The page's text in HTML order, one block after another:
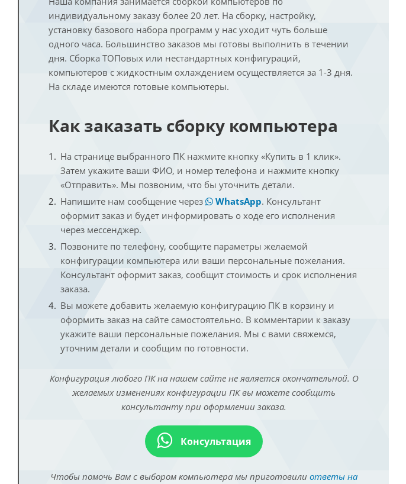
индивидуальному заказу более 20 лет. На сборку, настройку,
установку базового набора программ у нас уходит чуть больше
одного часа. Большинство заказов мы готовы выполнить в течении
дня. Сборка ТОПовых или нестандартных конфигураций,
компьютеров с жидкостным охлаждением осуществляется за 1-3 дня.
На складе имеются готовые компьютеры.
Как заказать сборку компьютера
На странице выбранного ПК нажмите кнопку «Купить в 1 клик».
Затем укажите ваши ФИО, и номер телефона и нажмите кнопку
«Отправить». Мы позвоним, что бы уточнить детали.
Напишите нам сообщение через
WhatsApp. Консультант
оформит заказ и будет информировать о ходе его исполнения
через мессенджер.
Позвоните по телефону, сообщите параметры желаемой
конфигурации компьютера или ваши персональные пожелания.
Консультант оформит заказ, сообщит стоимость и срок исполнения
заказа.
Вы можете добавить желаемую конфигурацию ПК в корзину и
оформить заказ на сайте самостоятельно. В комментарии к заказу
укажите ваши персональные пожелания. Мы с вами свяжемся,
уточним детали и сообщим по готовности.
Конфигурация любого ПК на нашем сайте не является окончательной. О
желаемых изменениях конфигурации ПК вы можете сообщить
консультанту при оформлении заказа.
Консультация
Чтобы помочь Вам с выбором компьютера мы приготовили ответы на